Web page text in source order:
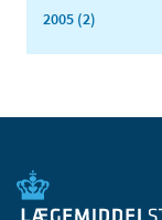
2005 (2)